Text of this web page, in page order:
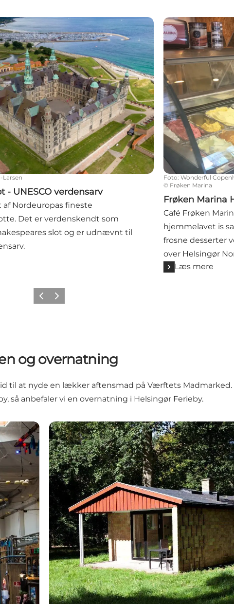
verdensarv
Larsen
- UNESCO verdensarv
af Nordeuropas fineste
Det er verdenskendt som
slot og er udnævnt til
Frøken Marina
Foto: Wonderful
© Frøken Marina
Frøken Marina
Café Frøken
hjemmelavet is
frosne desserter
over Helsingør
Læs mere
ForrigeNæste
og overnatning
til at nyde en lækker aftensmad på Værftets
så anbefaler vi en overnatning i Helsingør Ferieby.
Helsingør Ferieby